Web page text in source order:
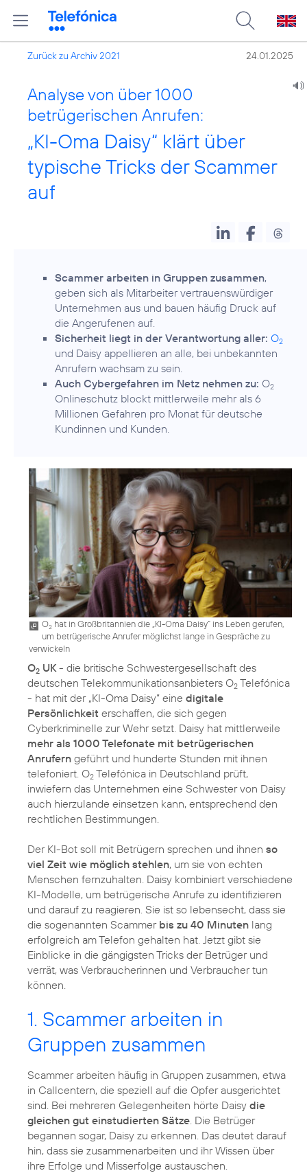
Zurück zu Archiv 2021 24.01.2025
Analyse von über 1000
betrügerischen Anrufen:
„KI-Oma Daisy“ klärt über
typische Tricks der Scammer
auf
Scammer arbeiten in Gruppen zusammen,
geben sich als Mitarbeiter vertrauens­würdiger
Unternehmen aus und bauen häufig Druck auf
die Angerufenen auf.
Sicherheit liegt in der Verantwortung aller: O2
und Daisy appellieren an alle, bei unbekannten
Anrufern wachsam zu sein.
Auch Cybergefahren im Netz nehmen zu: O2
Onlineschutz blockt mittlerweile mehr als 6
Millionen Gefahren pro Monat für deutsche
Kundinnen und Kunden.
O2 hat in Großbritannien die „KI-Oma Daisy“ ins Leben gerufen,
um betrügerische Anrufer möglichst lange in Gespräche zu
verwickeln
O2 UK - die britische Schwestergesellschaft des
deutschen Telekommunikationsanbieters O2 Telefónica
- hat mit der „KI-Oma Daisy“ eine digitale
Persönlichkeit erschaffen, die sich gegen
Cyberkriminelle zur Wehr setzt. Daisy hat mittlerweile
mehr als 1000 Telefonate mit betrügerischen
Anrufern geführt und hunderte Stunden mit ihnen
telefoniert. O2 Telefónica in Deutschland prüft,
inwiefern das Unternehmen eine Schwester von Daisy
auch hierzulande einsetzen kann, entsprechend den
rechtlichen Bestimmungen.
Der KI-Bot soll mit Betrügern sprechen und ihnen so
viel Zeit wie möglich stehlen, um sie von echten
Menschen fernzuhalten. Daisy kombiniert verschiedene
KI-Modelle, um betrügerische Anrufe zu identifizieren
und darauf zu reagieren. Sie ist so lebensecht, dass sie
die sogenannten Scammer bis zu 40 Minuten lang
erfolgreich am Telefon gehalten hat. Jetzt gibt sie
Einblicke in die gängigsten Tricks der Betrüger und
verrät, was Verbraucherinnen und Verbraucher tun
können.
1. Scammer arbeiten in
Gruppen zusammen
Scammer arbeiten häufig in Gruppen zusammen, etwa
in Callcentern, die speziell auf die Opfer ausgerichtet
sind. Bei mehreren Gelegenheiten hörte Daisy die
gleichen gut einstudierten Sätze . Die Betrüger
begannen sogar, Daisy zu erkennen. Das deutet darauf
hin, dass sie zusammenarbeiten und ihr Wissen über
ihre Erfolge und Misserfolge austauschen.